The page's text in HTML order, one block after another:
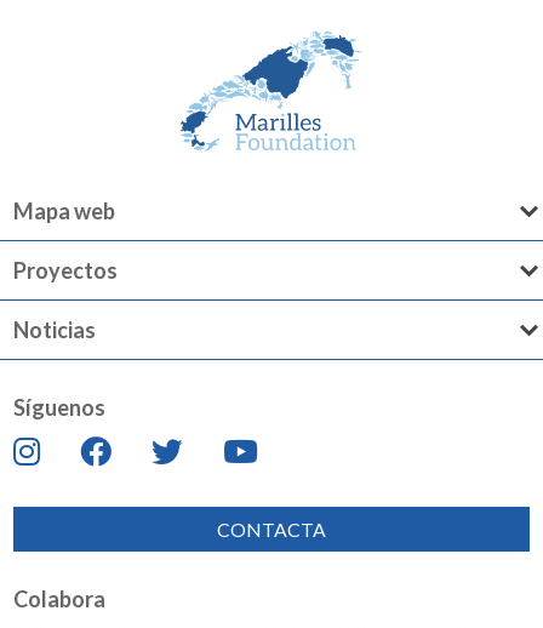
Mapa web
Proyectos
Noticias
Síguenos
CONTACTA
Colabora